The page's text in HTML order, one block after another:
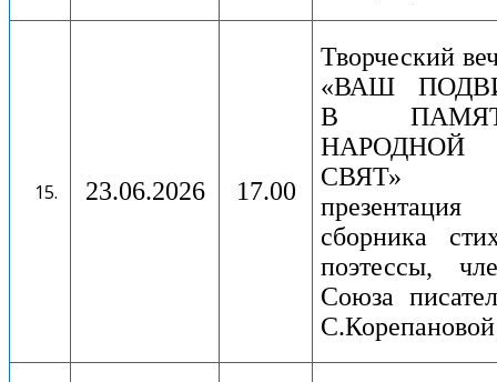
23.06.2026 17.00
Творческий
«ВАШ
В
НАРОДНОЙ
СВЯТ»
презентация
сборника
поэтессы,
Союза
С.Корепановой